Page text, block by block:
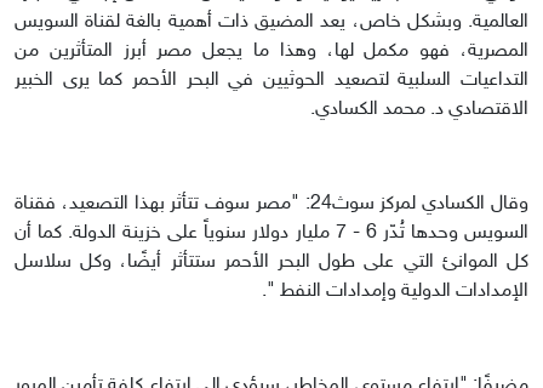
العالمية. وبشكل خاص، يعد المضيق ذات أهمية بالغة لقناة السويس
المصرية، فهو مكمل لها، وهذا ما يجعل مصر أبرز المتأثرين من
التداعيات السلبية لتصعيد الحوثيين في البحر الأحمر كما يرى الخبير
الاقتصادي د. محمد الكسادي.
وقال الكسادي لمركز سوث24: "مصر سوف تتأثر بهذا التصعيد، فقناة
السويس وحدها تُدّر 6 - 7 مليار دولار سنوياً على خزينة الدولة. كما أن
كل الموانئ التي على طول البحر الأحمر ستتأثر أيضًا، وكل سلاسل
الإمدادات الدولية وإمدادات النفط ".